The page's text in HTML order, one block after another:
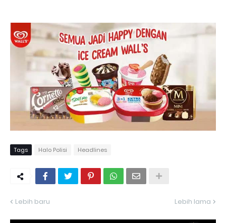
Tags Halo Polisi Headlines
Lebih baru Lebih lama